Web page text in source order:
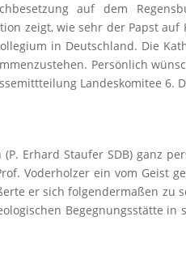
auf dem
zeigt, wie sehr der Papst
in Deutschland. Die
Persönlich
Landeskomitee 6.
Erhard Staufer SDB) ganz
Voderholzer ein vom Geist
er sich folgendermaßen zu
Begegnungsstätte